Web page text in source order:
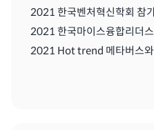
2021 한국벤처혁신학회 참
2021 Hot trend 메타버스